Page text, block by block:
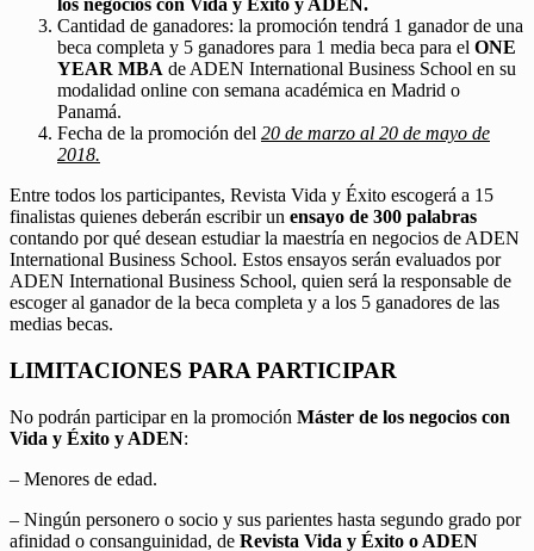
los negocios con Vida y Éxito y ADEN.
Cantidad de ganadores: la promoción tendrá 1 ganador de una
beca completa y 5 ganadores para 1 media beca para el ONE
YEAR MBA de ADEN International Business School en su
modalidad online con semana académica en Madrid o
Panamá.
Fecha de la promoción del 20 de marzo al 20 de mayo de
2018.
Entre todos los participantes, Revista Vida y Éxito escogerá a 15
finalistas quienes deberán escribir un ensayo de 300 palabras
contando por qué desean estudiar la maestría en negocios de ADEN
International Business School. Estos ensayos serán evaluados por
ADEN International Business School, quien será la responsable de
escoger al ganador de la beca completa y a los 5 ganadores de las
medias becas.
LIMITACIONES PARA PARTICIPAR
No podrán participar en la promoción Máster de los negocios con
Vida y Éxito y ADEN:
– Menores de edad.
– Ningún personero o socio y sus parientes hasta segundo grado por
afinidad o consanguinidad, de Revista Vida y Éxito o ADEN